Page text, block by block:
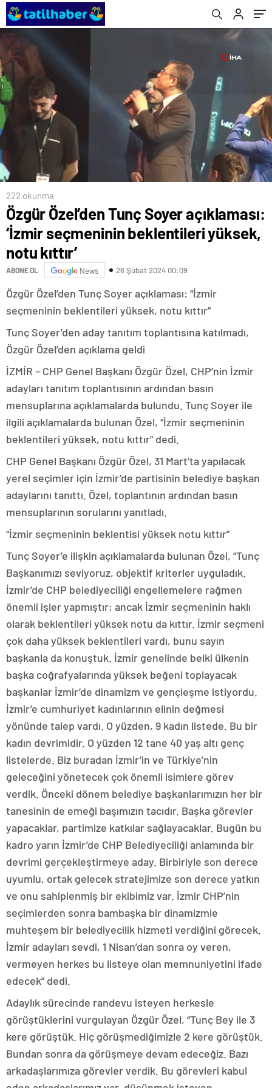
222 okunma
Özgür Özel’den Tunç Soyer açıklaması:
‘İzmir seçmeninin beklentileri yüksek,
notu kıttır’
ABONE OL News 26 Şubat 2024 00:09
Özgür Özel’den Tunç Soyer açıklaması: “İzmir
seçmeninin beklentileri yüksek, notu kıttır”
Tunç Soyer’den aday tanıtım toplantısına katılmadı,
Özgür Özel’den açıklama geldi
İZMİR – CHP Genel Başkanı Özgür Özel, CHP’nin İzmir
adayları tanıtım toplantısının ardından basın
mensuplarına açıklamalarda bulundu. Tunç Soyer ile
ilgili açıklamalarda bulunan Özel, “İzmir seçmeninin
beklentileri yüksek, notu kıttır” dedi.
CHP Genel Başkanı Özgür Özel, 31 Mart’ta yapılacak
yerel seçimler için İzmir’de partisinin belediye başkan
adaylarını tanıttı. Özel, toplantının ardından basın
mensuplarının sorularını yanıtladı.
“İzmir seçmeninin beklentisi yüksek notu kıttır”
Tunç Soyer’e ilişkin açıklamalarda bulunan Özel, “Tunç
Başkanımızı seviyoruz, objektif kriterler uyguladık.
İzmir’de CHP belediyeciliği engellemelere rağmen
önemli işler yapmıştır; ancak İzmir seçmeninin haklı
olarak beklentileri yüksek notu da kıttır. İzmir seçmeni
çok daha yüksek beklentileri vardı, bunu sayın
başkanla da konuştuk. İzmir genelinde belki ülkenin
başka coğrafyalarında yüksek beğeni toplayacak
başkanlar İzmir’de dinamizm ve gençleşme istiyordu.
İzmir’e cumhuriyet kadınlarının elinin değmesi
yönünde talep vardı. O yüzden, 9 kadın listede. Bu bir
kadın devrimidir. O yüzden 12 tane 40 yaş altı genç
listelerde. Biz buradan İzmir’in ve Türkiye’nin
geleceğini yönetecek çok önemli isimlere görev
verdik. Önceki dönem belediye başkanlarımızın her bir
tanesinin de emeği başımızın tacıdır. Başka görevler
yapacaklar, partimize katkılar sağlayacaklar. Bugün bu
kadro yarın İzmir’de CHP Belediyeciliği anlamında bir
devrimi gerçekleştirmeye aday. Birbiriyle son derece
uyumlu, ortak gelecek stratejimize son derece yatkın
ve onu sahiplenmiş bir ekibimiz var. İzmir CHP’nin
seçimlerden sonra bambaşka bir dinamizmle
muhteşem bir belediyecilik hizmeti verdiğini görecek.
İzmir adayları sevdi, 1 Nisan’dan sonra oy veren,
vermeyen herkes bu listeye olan memnuniyetini ifade
edecek” dedi.
Adaylık sürecinde randevu isteyen herkesle
görüştüklerini vurgulayan Özgür Özel, “Tunç Bey ile 3
kere görüştük. Hiç görüşmediğimizle 2 kere görüştük.
Bundan sonra da görüşmeye devam edeceğiz. Bazı
arkadaşlarımıza görevler verdik. Bu görevleri kabul